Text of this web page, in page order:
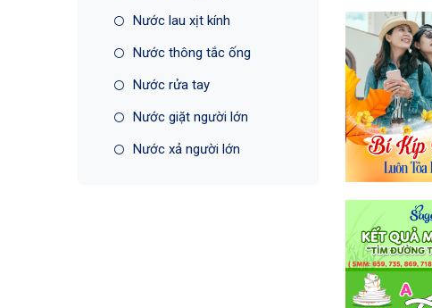
Nước lau xịt kính
Nước thông tắc ống
Nước rửa tay
Nước giặt người lớn
Nước xả người lớn